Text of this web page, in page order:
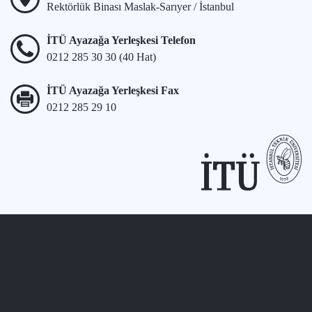
Rektörlük Binası Maslak-Sarıyer / İstanbul
İTÜ Ayazağa Yerleşkesi Telefon
0212 285 30 30 (40 Hat)
İTÜ Ayazağa Yerleşkesi Fax
0212 285 29 10